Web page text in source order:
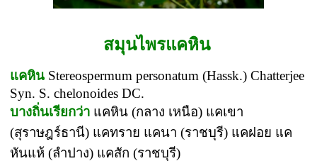
สมุนไพรแคหิน
แคหิน Stereospermum personatum (Hassk.) Chatterjee
Syn. S. chelonoides DC.
บางถิ่นเรียกว่า แคหิน (กลาง เหนือ) แคเขา
(สุราษฎร์ธานี) แคทราย แคนา (ราชบุรี) แคฝอย แค
หันแห้ (ลำปาง) แคสัก (ราชบุรี)